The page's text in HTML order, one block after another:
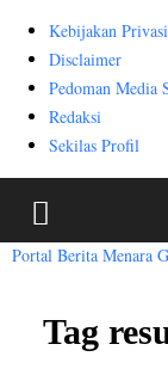
Kebijakan Privasi
Disclaimer
Pedoman Media
Redaksi
Sekilas Profil
Portal Berita Menara
Tag